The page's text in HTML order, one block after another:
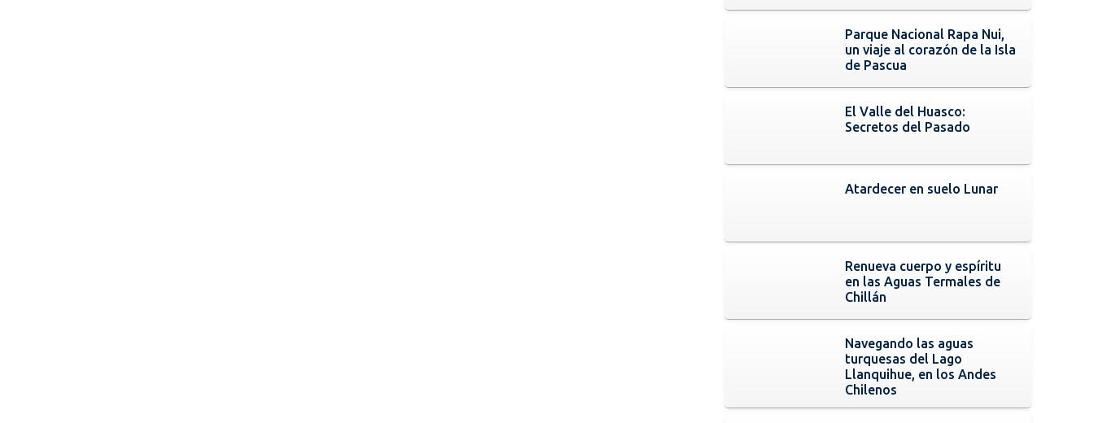
Parque Nacional Rapa Nui,
un viaje al corazón de la Isla
de Pascua
El Valle del Huasco:
Secretos del Pasado
Atardecer en suelo Lunar
Renueva cuerpo y espíritu
en las Aguas Termales de
Chillán
Navegando las aguas
turquesas del Lago
Llanquihue, en los Andes
Chilenos